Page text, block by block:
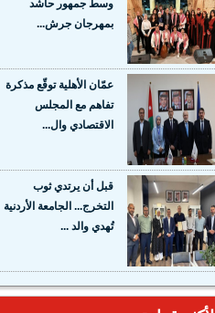
وسط جمهور حاشد
بمهرجان جرش...
عمّان الأهلية توقّع مذكرة
تفاهم مع المجلس
الاقتصادي وال...
قبل أن يرتدي ثوب
التخرج... الجامعة الأردنية
تُهدي والد ...